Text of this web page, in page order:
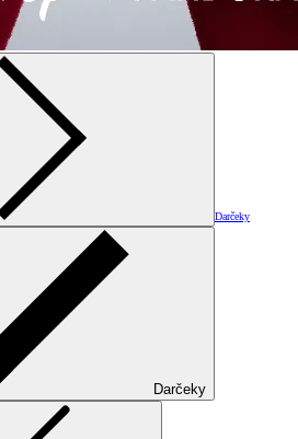
Darčeky
Darčeky